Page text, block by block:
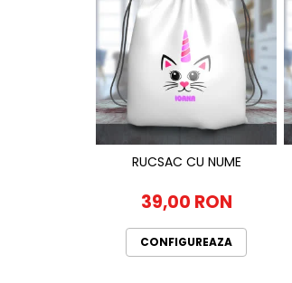
RUCSAC CU NUME
39,00 RON
CONFIGUREAZA